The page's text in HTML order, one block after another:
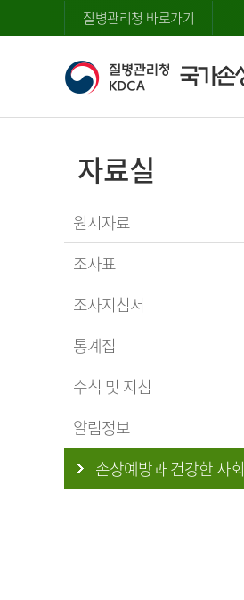
질병관리청 바로가기
자료실
원시자료
조사표
조사지침서
통계집
수칙 및 지침
알림정보
손상예방과 건강한 사회